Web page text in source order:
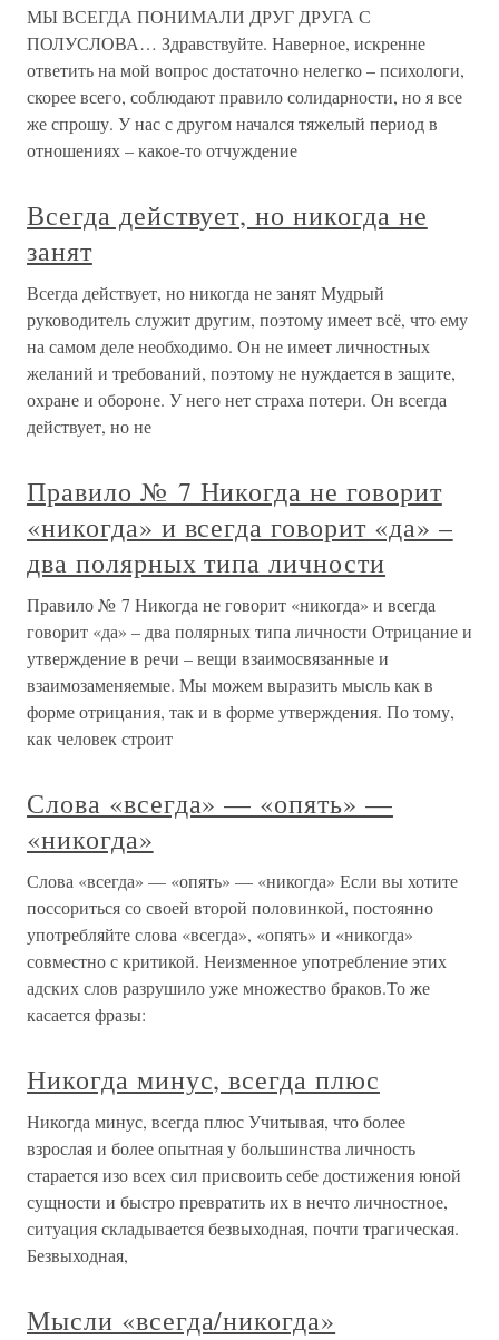
МЫ ВСЕГДА ПОНИМАЛИ ДРУГ ДРУГА С
ПОЛУСЛОВА… Здравствуйте. Наверное, искренне
ответить на мой вопрос достаточно нелегко – психологи,
скорее всего, соблюдают правило солидарности, но я все
же спрошу. У нас с другом начался тяжелый период в
отношениях – какое-то отчуждение
Всегда действует, но никогда не
занят
Всегда действует, но никогда не занят Мудрый
руководитель служит другим, поэтому имеет всё, что ему
на самом деле необходимо. Он не имеет личностных
желаний и требований, поэтому не нуждается в защите,
охране и обороне. У него нет страха потери. Он всегда
действует, но не
Правило № 7 Никогда не говорит
«никогда» и всегда говорит «да» –
два полярных типа личности
Правило № 7 Никогда не говорит «никогда» и всегда
говорит «да» – два полярных типа личности Отрицание и
утверждение в речи – вещи взаимосвязанные и
взаимозаменяемые. Мы можем выразить мысль как в
форме отрицания, так и в форме утверждения. По тому,
как человек строит
Слова «всегда» — «опять» —
«никогда»
Слова «всегда» — «опять» — «никогда» Если вы хотите
поссориться со своей второй половинкой, постоянно
употребляйте слова «всегда», «опять» и «никогда»
совместно с критикой. Неизменное употребление этих
адских слов разрушило уже множество браков.То же
касается фразы:
Никогда минус, всегда плюс
Никогда минус, всегда плюс Учитывая, что более
взрослая и более опытная у большинства личность
старается изо всех сил присвоить себе достижения юной
сущности и быстро превратить их в нечто личностное,
ситуация складывается безвыходная, почти трагическая.
Безвыходная,
Мысли «всегда/никогда»